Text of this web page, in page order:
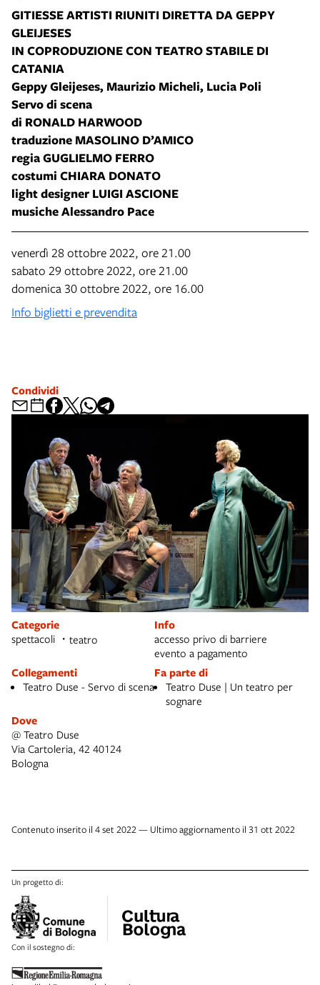
GITIESSE ARTISTI RIUNITI DIRETTA DA GEPPY
GLEIJESES
IN COPRODUZIONE CON TEATRO STABILE DI
CATANIA
Geppy Gleijeses, Maurizio Micheli, Lucia Poli
Servo di scena
di RONALD HARWOOD
traduzione MASOLINO D’AMICO
regia GUGLIELMO FERRO
costumi CHIARA DONATO
light designer LUIGI ASCIONE
musiche Alessandro Pace
venerdì 28 ottobre 2022, ore 21.00
sabato 29 ottobre 2022, ore 21.00
domenica 30 ottobre 2022, ore 16.00
Info biglietti e prevendita
Categorie
spettacoli teatro
Info
accesso privo di barriere
evento a pagamento
Collegamenti
Teatro Duse - Servo di scena
Fa parte di
Teatro Duse | Un teatro per
sognare
Dove
@ Teatro Duse
Via Cartoleria, 42 40124
Bologna
Condividi
Contenuto inserito il 4 set 2022 — Ultimo aggiornamento il 31 ott 2022
Un progetto di:
Con il sostegno di: